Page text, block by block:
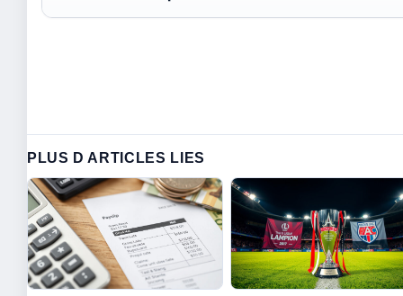
PLUS D ARTICLES LIES